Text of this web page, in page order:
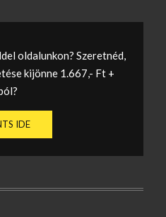
oldalunkon? Szeretnéd,
kijönne 1.667,- Ft +
IDE